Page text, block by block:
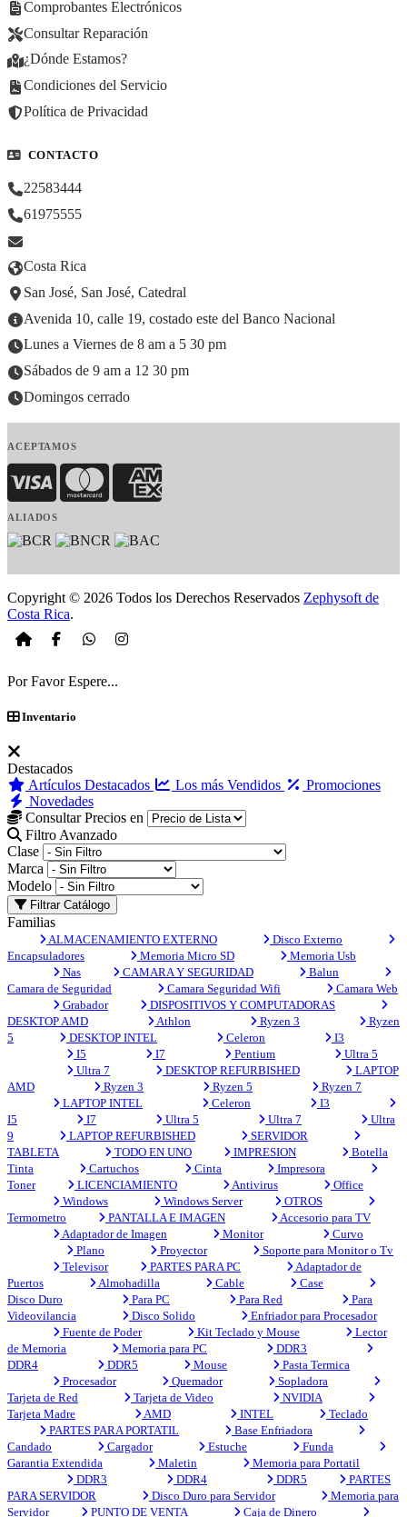
Comprobantes Electrónicos
Consultar Reparación
¿Dónde Estamos?
Condiciones del Servicio
Política de Privacidad
CONTACTO
22583444
61975555
Costa Rica
San José, San José, Catedral
Avenida 10, calle 19, costado este del Banco Nacional
Lunes a Viernes de 8 am a 5 30 pm
Sábados de 9 am a 12 30 pm
Domingos cerrado
ACEPTAMOS
Visa MasterCardAmerican Express
ALIADOS
Copyright © 2026 Todos los Derechos Reservados Zephysoft de
Costa Rica.
Por Favor Espere...
Inventario
Destacados
Artículos Destacados
Los más Vendidos
Promociones
Novedades
Consultar Precios en
Filtro Avanzado
Clase
Marca
Modelo
Filtrar Catálogo
Familias
ALMACENAMIENTO EXTERNO
Disco Externo
Encapsuladores
Memoria Micro SD
Memoria Usb
Nas
CAMARA Y SEGURIDAD
Balun
Camara de Seguridad
Camara Seguridad Wifi
Camara Web
Grabador
DISPOSITIVOS Y COMPUTADORAS
DESKTOP AMD
Athlon Ryzen 3
Ryzen
5
DESKTOP INTEL Celeron
I3
I5
I7 Pentium
Ultra 5
Ultra 7
DESKTOP REFURBISHED
LAPTOP
AMD
Ryzen 3 Ryzen 5
Ryzen 7
LAPTOP INTEL
Celeron
I3
I5
I7 Ultra 5 Ultra 7
Ultra
9
LAPTOP REFURBISHED
SERVIDOR
TABLETA
TODO EN UNO IMPRESION
Botella
Tinta
Cartuchos Cinta
Impresora
Toner
LICENCIAMIENTO Antivirus
Office
Windows
Windows Server
OTROS
Termometro
PANTALLA E IMAGEN
Accesorio para TV
Adaptador de Imagen
Monitor
Curvo
Plano
Proyector
Soporte para Monitor o Tv
Televisor
PARTES PARA PC
Adaptador de
Puertos
Almohadilla Cable
Case
Disco Duro
Para PC Para Red
Para
Videovilancia
Disco Solido
Enfriador para Procesador
Fuente de Poder
Kit Teclado y Mouse
Lector
de Memoria
Memoria para PC
DDR3
DDR4
DDR5 Mouse
Pasta Termica
Procesador
Quemador
Sopladora
Tarjeta de Red
Tarjeta de Video
NVIDIA
Tarjeta Madre
AMD INTEL
Teclado
PARTES PARA PORTATIL
Base Enfriadora
Candado
Cargador Estuche
Funda
Garantia Extendida
Maletin
Memoria para Portatil
DDR3
DDR4 DDR5
PARTES
PARA SERVIDOR
Disco Duro para Servidor
Memoria para
Servidor
PUNTO DE VENTA Caja de Dinero